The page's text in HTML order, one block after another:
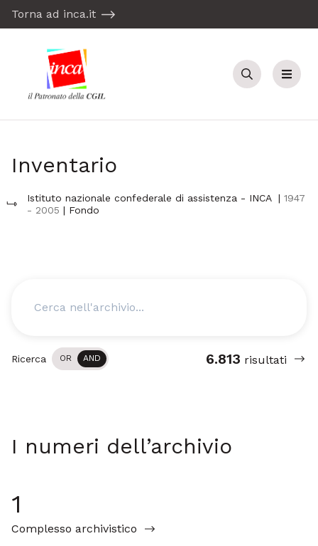
Torna ad inca.it
Cerca Menu
Inventario
Istituto nazionale confederale di assistenza - INCA | 1947
- 2005 | Fondo
Cerca
Ricerca OR AND 6.813 risultati
I numeri dell’archivio
1
Complesso archivistico